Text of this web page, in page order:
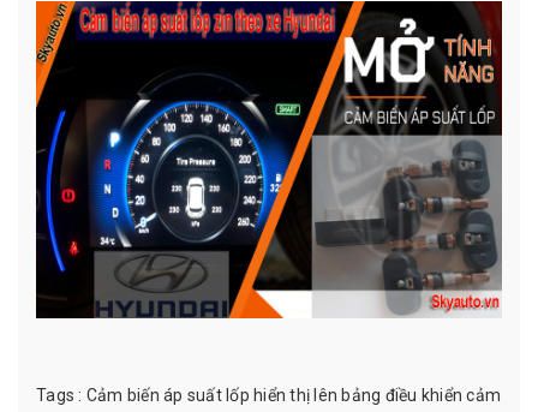
Tags : Cảm biến áp suất lốp hiển thị lên bảng điều khiển cảm